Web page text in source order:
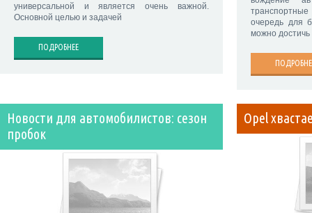
универсальной и является очень важной.
Основной целью и задачей
ПОДРОБНЕЕ
транспортные
очередь для
можно
Новости для автомобилистов: сезон
пробок
Opel